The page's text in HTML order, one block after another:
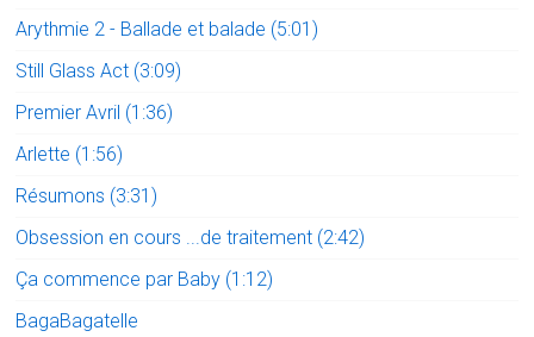
Arythmie 2 - Ballade et balade (5:01)
Still Glass Act (3:09)
Premier Avril (1:36)
Arlette (1:56)
Résumons (3:31)
Obsession en cours ...de traitement (2:42)
Ça commence par Baby (1:12)
BagaBagatelle